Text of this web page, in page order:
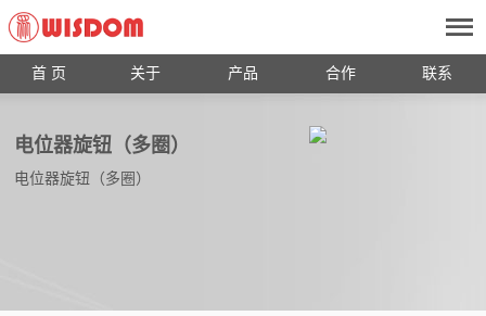
首 页 关于 产品 合作 联系
电位器旋钮（多圈）
电位器旋钮（多圈）